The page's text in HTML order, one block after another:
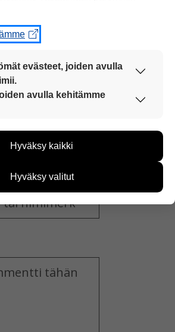
mielipiteesi
First
Name
and
evästeet, joiden avulla
aina käytössä, jotta
käyttää sujuvasti ja turvallisesti.
avulla kehitämme
vastaamaan paremmin
siitä, mitä sivuja käytetään ja
Emme kuitenkaan kerää
Hyväksy kaikki
Hyväksy valitut